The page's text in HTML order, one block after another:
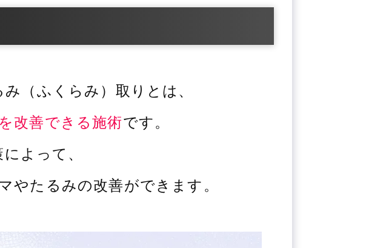
（ふくらみ）取りとは、
改善できる施術です。
よって、
やたるみの改善ができます。